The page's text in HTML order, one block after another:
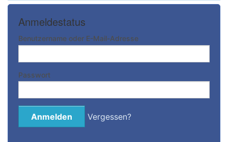
Anmeldestatus
Benutzername oder E-Mail-Adresse
Passwort
Vergessen?